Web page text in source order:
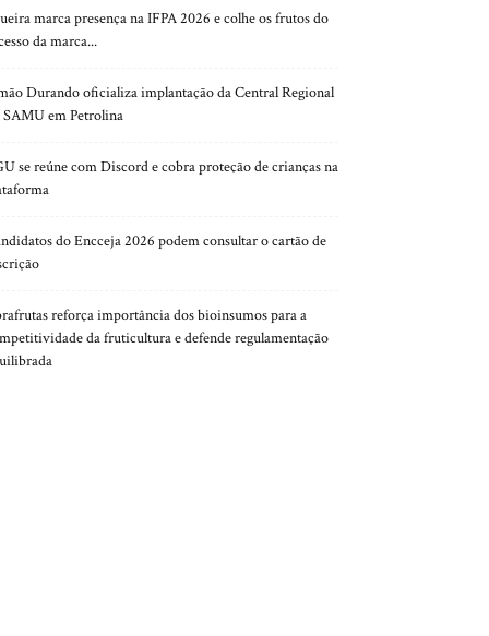
marca presença na IFPA 2026 e colhe os frutos do
da marca...
Durando oficializa implantação da Central Regional
SAMU em Petrolina
se reúne com Discord e cobra proteção de crianças na
do Encceja 2026 podem consultar o cartão de
reforça importância dos bioinsumos para a
da fruticultura e defende regulamentação